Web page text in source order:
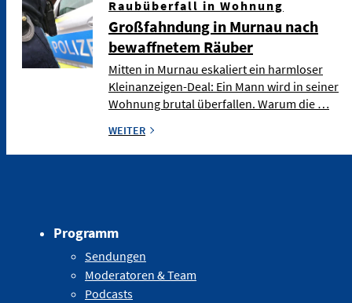
Raubüberfall in Wohnung
Großfahndung in Murnau nach
bewaffnetem Räuber
Mitten in Murnau eskaliert ein harmloser
Kleinanzeigen-Deal: Ein Mann wird in seiner
Wohnung brutal überfallen. Warum die …
WEITER
Programm
Sendungen
Moderatoren & Team
Podcasts